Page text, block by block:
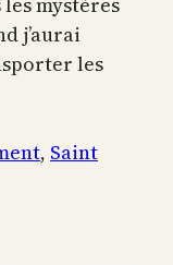
j’aurai
les
, Saint